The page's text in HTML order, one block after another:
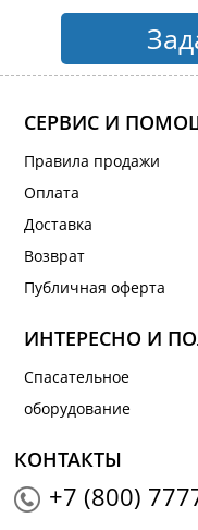
СЕРВИС И
Правила продажи
Оплата
Доставка
Возврат
Публичная оферта
ИНТЕРЕСНО И
Спасательное
оборудование
КОНТАКТЫ
+7 (800)